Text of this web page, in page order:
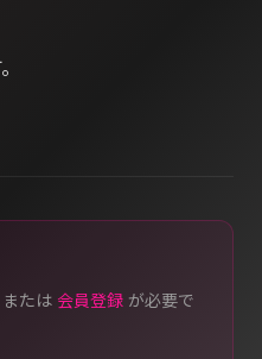
または 会員登録 が必要で